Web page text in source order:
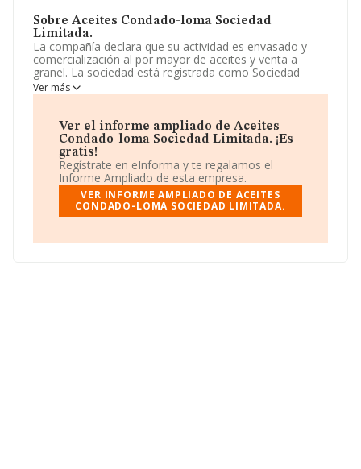
Sobre Aceites Condado-loma Sociedad
Limitada.
La compañía declara que su actividad es envasado y
comercialización al por mayor de aceites y venta a
granel. La sociedad está registrada como Sociedad
Limitada. La actividad de referencia CNAE corresponde
a 'Comercio al por mayor de productos lácteos, huevos,
compañía es exportadora.
Para más información es posible contactar a través del
teléfono 953740285 y su correo es
info@aceitescondadoloma.com . La web es
www.aceitescondadoloma.com.
La sociedad españolaAceites Condado-loma
en Calle La Libertad núm. 8, (23440), en el municipio de
Ver más
Ver el informe ampliado de Aceites
Condado-loma Sociedad Limitada. ¡Es
gratis!
Regístrate en eInforma y te regalamos el
Informe Ampliado de esta empresa.
VER INFORME AMPLIADO DE ACEITES
CONDADO-LOMA SOCIEDAD LIMITADA.